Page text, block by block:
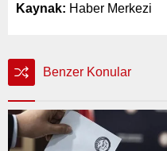
Kaynak: Haber Merkezi
Benzer Konular